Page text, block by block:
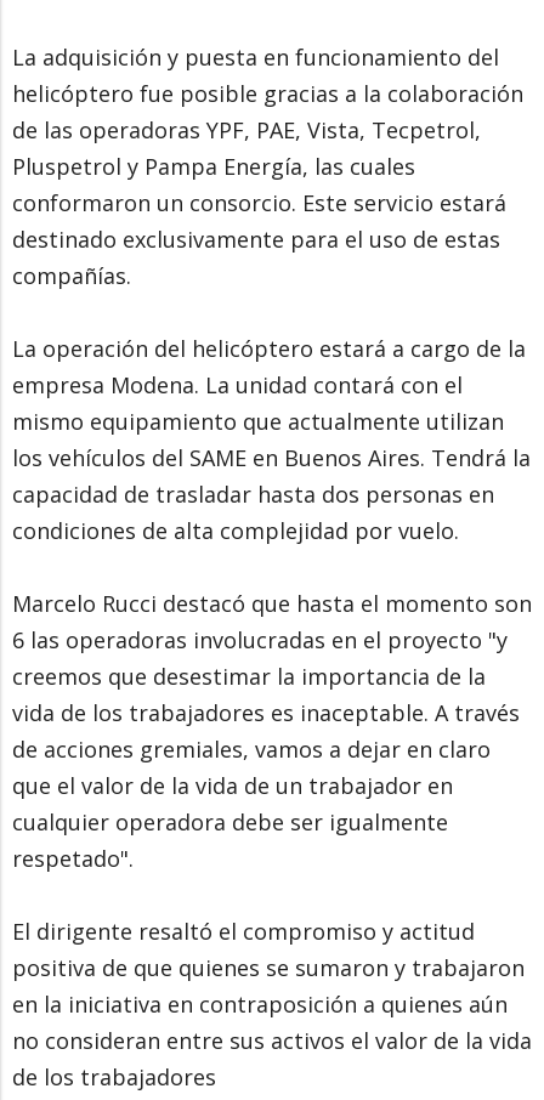
La adquisición y puesta en funcionamiento del
helicóptero fue posible gracias a la colaboración
de las operadoras YPF, PAE, Vista, Tecpetrol,
Pluspetrol y Pampa Energía, las cuales
conformaron un consorcio. Este servicio estará
destinado exclusivamente para el uso de estas
compañías.
La operación del helicóptero estará a cargo de la
empresa Modena. La unidad contará con el
mismo equipamiento que actualmente utilizan
los vehículos del SAME en Buenos Aires. Tendrá la
capacidad de trasladar hasta dos personas en
condiciones de alta complejidad por vuelo.
Marcelo Rucci destacó que hasta el momento son
6 las operadoras involucradas en el proyecto "y
creemos que desestimar la importancia de la
vida de los trabajadores es inaceptable. A través
de acciones gremiales, vamos a dejar en claro
que el valor de la vida de un trabajador en
cualquier operadora debe ser igualmente
respetado".
El dirigente resaltó el compromiso y actitud
positiva de que quienes se sumaron y trabajaron
en la iniciativa en contraposición a quienes aún
no consideran entre sus activos el valor de la vida
de los trabajadores